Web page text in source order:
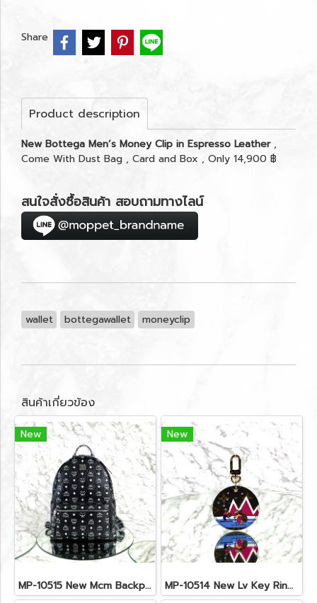
Share
Product description
New Bottega Men’s Money Clip in Espresso Leather,
Come With Dust Bag , Card and Box , Only 14,900 ฿
สนใจสั่งซื้อสินค้า สอบถามทางไลน์
wallet bottegawallet moneyclip
สินค้าเกี่ยวข้อง
New
MP-10515 New Mcm Backpack Size M Black Shw
New
MP-10514 New Lv Key Ring Chrismas 2018 Monogram Ghw